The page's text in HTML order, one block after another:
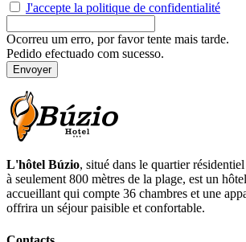
J'accepte la politique de confidentialité
Ocorreu um erro, por favor tente mais tarde.
Pedido efectuado com sucesso.
Envoyer
L'hôtel Búzio, situé dans le quartier
à seulement 800 mètres de la plage, est un
accueillant qui compte 36 chambres et une
offrira un séjour paisible et confortable.